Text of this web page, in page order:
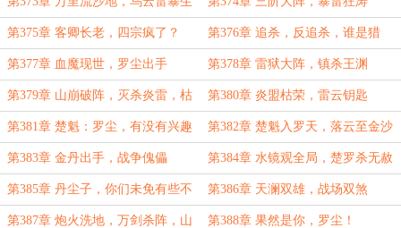
第375章 客卿长老，四宗疯了？ 第376章 追杀，反追杀，谁是猎
物，谁又是猎人！
第377章 血魔现世，罗尘出手 第378章 雷狱大阵，镇杀王渊
第379章 山崩破阵，灭杀炎雷，枯
蟾仇怨，地下大门
第380章 炎盟枯荣，雷云钥匙
第381章 楚魁：罗尘，有没有兴趣
干一票大的！
第382章 楚魁入罗天，落云至金沙
第383章 金丹出手，战争傀儡 第384章 水镜观全局，楚罗杀无赦
第385章 丹尘子，你们未免有些不
厚道了
第386章 天澜双雄，战场双煞
第387章 炮火洗地，万剑杀阵，山 第388章 果然是你，罗尘！